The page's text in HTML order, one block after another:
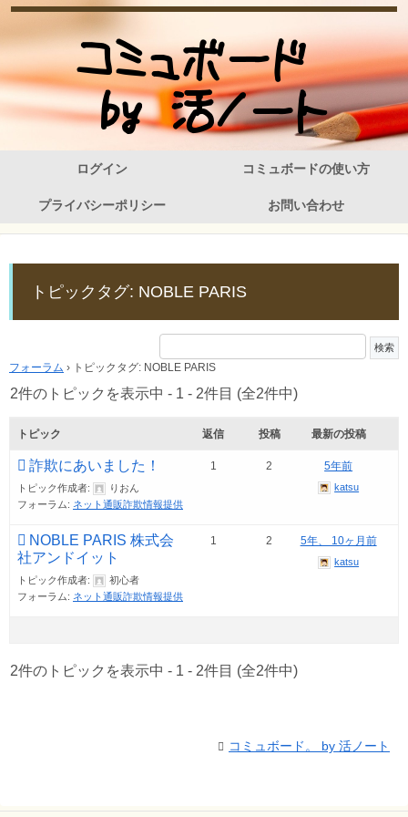
ログイン コミュボードの使い方
プライバシーポリシー お問い合わせ
トピックタグ: NOBLE PARIS
フォーラム › トピックタグ: NOBLE PARIS
2件のトピックを表示中 - 1 - 2件目 (全2件中)
トピック 返信 投稿 最新の投稿
詐欺にあいました！
トピック作成者:
りおん
フォーラム: ネット通販詐欺情報提供
1 2 5年前
katsu
NOBLE PARIS 株式会
社アンドイット
トピック作成者:
初心者
フォーラム: ネット通販詐欺情報提供
1 2 5年、 10ヶ月前
katsu
2件のトピックを表示中 - 1 - 2件目 (全2件中)
コミュボード。 by 活ノート